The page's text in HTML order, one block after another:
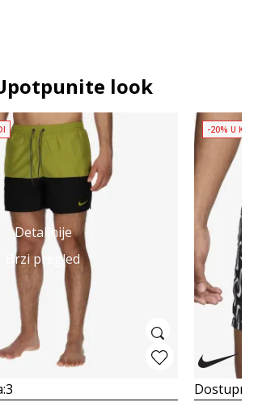
look
Detaljnije
Brzi pregled
3
-20% U